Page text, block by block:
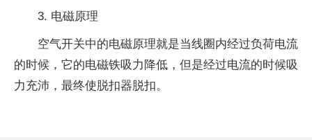
3. 电磁原理
空气开关中的电磁原理就是当线圈内经过负荷电流
的时候，它的电磁铁吸力降低，但是经过电流的时候吸
力充沛，最终使脱扣器脱扣。